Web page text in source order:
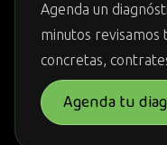
Agenda un
minutos revisamos
concretas,
Agenda tu